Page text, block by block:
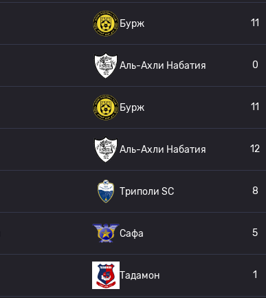
Бурж 11
Аль-Ахли Набатия 0
Бурж 11
Аль-Ахли Набатия 12
Триполи SC 8
Сафа 5
Тадамон 1